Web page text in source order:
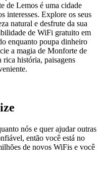
Lemos é uma cidade
interesses. Explore os seus
natural e desfrute da sua
de WiFi gratuito em
enquanto poupa dinheiro
a magia de Monforte de
história, paisagens
nós e quer ajudar outras
então você está no
de novos WiFis e você